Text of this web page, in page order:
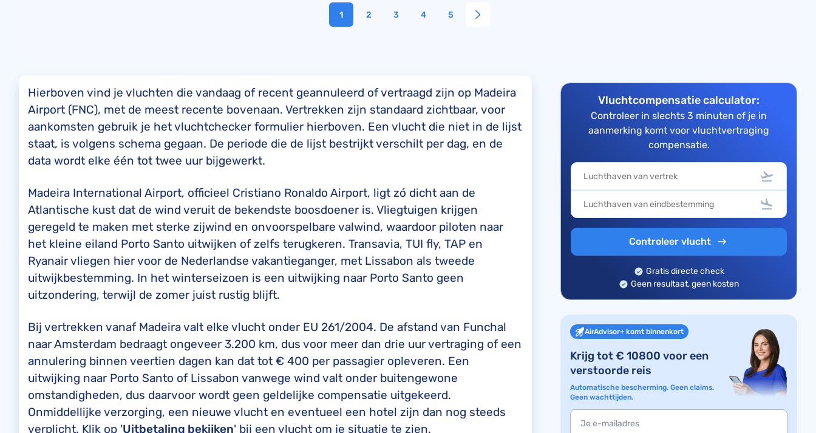
1 2 3 4 5
Hierboven vind je vluchten die vandaag of recent geannuleerd of vertraagd zijn op Madeira
Airport (FNC), met de meest recente bovenaan. Vertrekken zijn standaard zichtbaar, voor
aankomsten gebruik je het vluchtchecker formulier hierboven. Een vlucht die niet in de lijst
staat, is volgens schema gegaan. De periode die de lijst bestrijkt verschilt per dag, en de
data wordt elke één tot twee uur bijgewerkt.
Madeira International Airport, officieel Cristiano Ronaldo Airport, ligt zó dicht aan de
Atlantische kust dat de wind veruit de bekendste boosdoener is. Vliegtuigen krijgen
geregeld te maken met sterke zijwind en onvoorspelbare valwind, waardoor piloten naar
het kleine eiland Porto Santo uitwijken of zelfs terugkeren. Transavia, TUI fly, TAP en
Ryanair vliegen hier voor de Nederlandse vakantieganger, met Lissabon als tweede
uitwijkbestemming. In het winterseizoen is een uitwijking naar Porto Santo geen
uitzondering, terwijl de zomer juist rustig blijft.
Bij vertrekken vanaf Madeira valt elke vlucht onder EU 261/2004. De afstand van Funchal
naar Amsterdam bedraagt ongeveer 3.200 km, dus voor meer dan drie uur vertraging of een
annulering binnen veertien dagen kan dat tot € 400 per passagier opleveren. Een
uitwijking naar Porto Santo of Lissabon vanwege wind valt onder buitengewone
omstandigheden, dus daarvoor wordt geen geldelijke compensatie uitgekeerd.
Onmiddellijke verzorging, een nieuwe vlucht en eventueel een hotel zijn dan nog steeds
verplicht. Klik op 'Uitbetaling bekijken' bij een vlucht om je situatie te zien.
Vluchtcompensatie calculator:
Controleer in slechts 3 minuten of je in
aanmerking komt voor vluchtvertraging
compensatie.
Controleer vlucht
Gratis directe check
Geen resultaat, geen kosten
AirAdvisor+ komt binnenkort
Krijg tot € 10800 voor een
verstoorde reis
Automatische bescherming. Geen claims.
Geen wachttijden.